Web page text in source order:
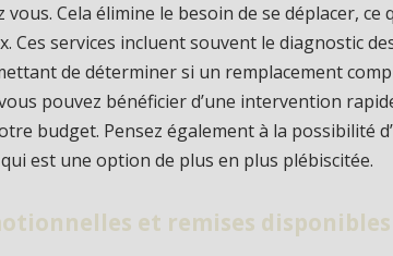
vous. Cela élimine le besoin de se déplacer,
Ces services incluent souvent le diagnostic
de déterminer si un remplacement
pouvez bénéficier d’une intervention
budget. Pensez également à la possibilité
est une option de plus en plus plébiscitée.
et remises disponibles